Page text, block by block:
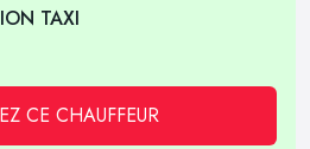
TAXI
CE CHAUFFEUR